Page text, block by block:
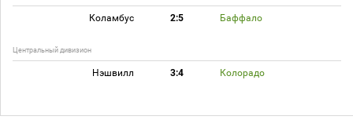
Коламбус 2:5 Баффало
Центральный дивизион
Нэшвилл 3:4 Колорадо